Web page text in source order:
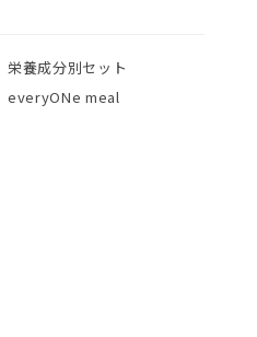
栄養成分別セット
everyONe meal